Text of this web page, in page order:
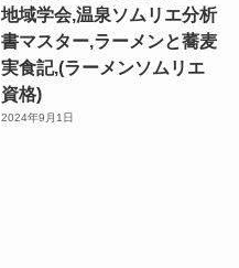
地域学会,温泉ソムリエ分析
書マスター,ラーメンと蕎麦
実食記,(ラーメンソムリエ
資格)
2024年9月1日